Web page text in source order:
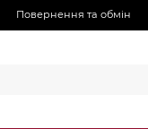
Повернення та обмін